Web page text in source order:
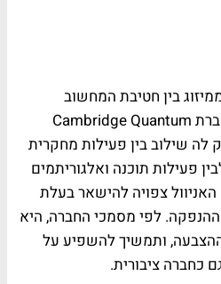
הוקמה ב־2021 ממיזוג בין חטיבת המחשוב
הקוונטי של האניוול לבין חברת Cambridge Quantum
לה שילוב בין פעילות מחקרית
פעילות תוכנה ואלגוריתמים
צפויה להישאר בעלת
לפי מסמכי החברה, היא
מזכויות ההצבעה, ותמשיך להשפיע על
כחברה ציבורית.